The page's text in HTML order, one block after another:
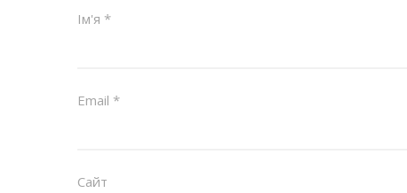
Ім'я *
Email *
Сайт